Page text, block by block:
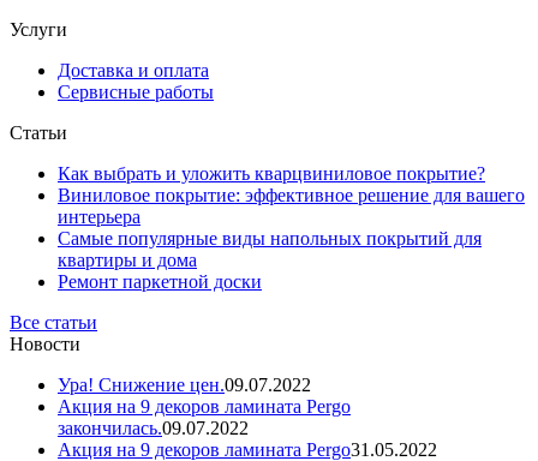
Услуги
Доставка и оплата
Сервисные работы
Статьи
Как выбрать и уложить кварцвиниловое покрытие?
Виниловое покрытие: эффективное решение для вашего
интерьера
Самые популярные виды напольных покрытий для
квартиры и дома
Ремонт паркетной доски
Все статьи
Новости
Ура! Снижение цен.09.07.2022
Акция на 9 декоров ламината Pergo
закончилась.09.07.2022
Акция на 9 декоров ламината Pergo31.05.2022